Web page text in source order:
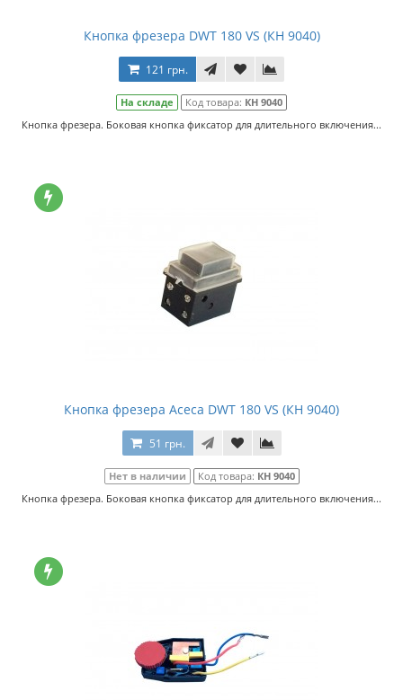
Кнопка фрезера DWT 180 VS (КН 9040)
121 грн.
На складе Код товара: КН 9040
Кнопка фрезера. Боковая кнопка фиксатор для длительного включения...
Кнопка фрезера Асеса DWT 180 VS (КН 9040)
51 грн.
Нет в наличии Код товара: КН 9040
Кнопка фрезера. Боковая кнопка фиксатор для длительного включения...